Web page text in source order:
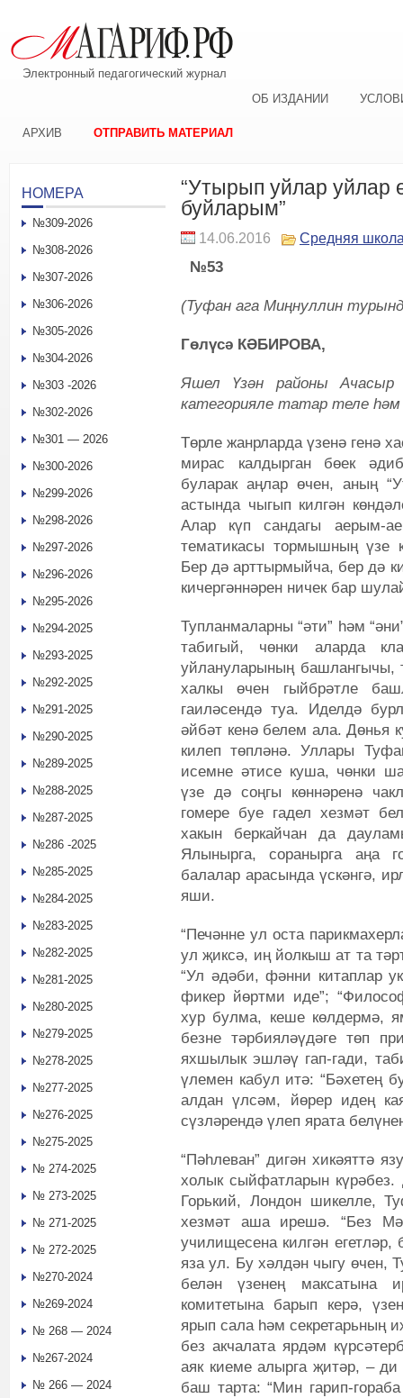
Электронный педагогический журнал
ОБ ИЗДАНИИ
АРХИВ ОТПРАВИТЬ МАТЕРИАЛ
“Утырып уйлар уйлар
буйларым”
14.06.2016 Средняя
№53
(Туфан ага Миңнуллин
Гөлүсә КӘБИРОВА,
Яшел Үзән районы Ачасыр
категорияле татар теле
Төрле жанрларда үзенә генә
мирас калдырган бөек
буларак аңлар өчен, аның
астында чыгып килгән
Алар күп сандагы аерым-
тематикасы тормышның үзе
Бер дә арттырмыйча, бер дә
кичергәннәрен ничек бар
Тупланмаларны “әти” һәм
табигый, чөнки аларда
уйлануларының башлангычы,
халкы өчен гыйбрәтле
гаиләсендә туа. Иделдә
әйбәт кенә белем ала. Дөнья
килеп төпләнә. Уллары
исемне әтисе куша, чөнки
үзе дә соңгы көннәренә
гомере буе гадел хезмәт
хакын беркайчан да
Ялынырга, соранырга аңа
балалар арасында үскәнгә,
яши.
“Печәнне ул оста
ул җиксә, иң йолкыш ат та
“Ул әдәби, фәнни китаплар
фикер йөртми иде”;
хур булма, кеше көлдермә,
безне тәрбияләүдәге төп
яхшылык эшләү гап-гади,
үлемен кабул итә: “Бәхетең
алдан үлсәм, йөрер идең
сүзләрендә үлеп ярата
“Пәһлеван” дигән хикәяттә
холык сыйфатларын
Горький, Лондон шикелле,
хезмәт аша ирешә. “Без
училищесена килгән
яза ул. Бу хәлдән чыгу өчен,
белән үзенең
комитетына барып керә,
ярып сала һәм секретарьның
без акчалата ярдәм
аяк киеме алырга җитәр, – ди
баш тарта: “Мин гарип-
НОМЕРА
№309-2026
№308-2026
№307-2026
№306-2026
№305-2026
№304-2026
№303 -2026
№302-2026
№301 — 2026
№300-2026
№299-2026
№298-2026
№297-2026
№296-2026
№295-2026
№294-2025
№293-2025
№292-2025
№291-2025
№290-2025
№289-2025
№288-2025
№287-2025
№286 -2025
№285-2025
№284-2025
№283-2025
№282-2025
№281-2025
№280-2025
№279-2025
№278-2025
№277-2025
№276-2025
№275-2025
№ 274-2025
№ 273-2025
№ 271-2025
№ 272-2025
№270-2024
№269-2024
№ 268 — 2024
№267-2024
№ 266 — 2024